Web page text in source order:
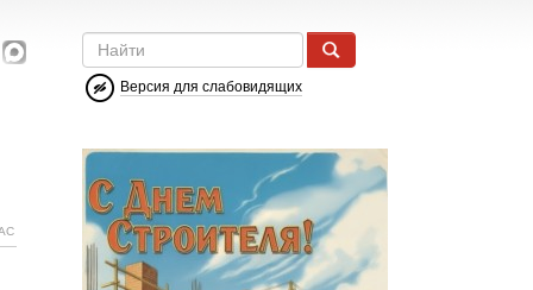
Версия для слабовидящих